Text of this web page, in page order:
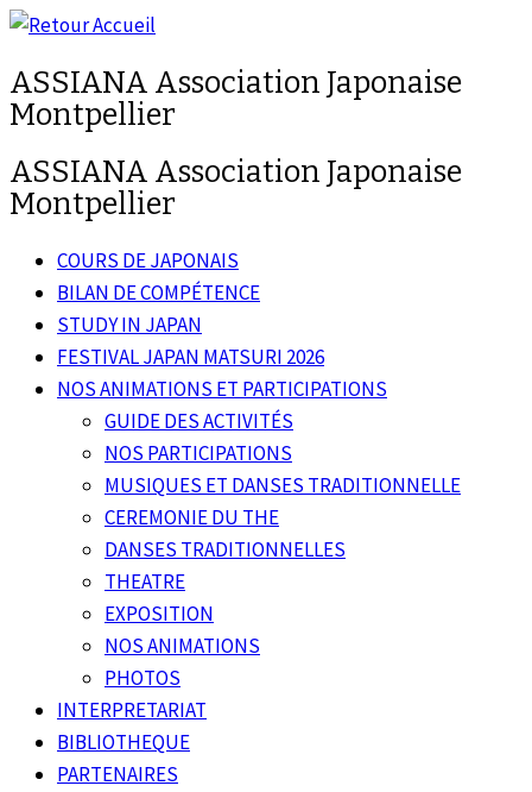
Passer
contenu
ASSIANA Association Japonaise
Montpellier
ASSIANA Association Japonaise
Montpellier
COURS DE JAPONAIS
BILAN DE COMPÉTENCE
STUDY IN JAPAN
FESTIVAL JAPAN MATSURI 2026
NOS ANIMATIONS ET PARTICIPATIONS
GUIDE DES ACTIVITÉS
NOS PARTICIPATIONS
MUSIQUES ET DANSES TRADITIONNELLE
CEREMONIE DU THE
DANSES TRADITIONNELLES
THEATRE
EXPOSITION
NOS ANIMATIONS
PHOTOS
INTERPRETARIAT
BIBLIOTHEQUE
PARTENAIRES